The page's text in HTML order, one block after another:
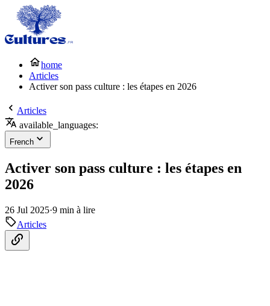
home
Articles
Activer son pass culture : les étapes en 2026
Articles
available_languages:
French
Activer son pass culture : les étapes en
2026
26 Jul 2025·9 min à lire
Articles